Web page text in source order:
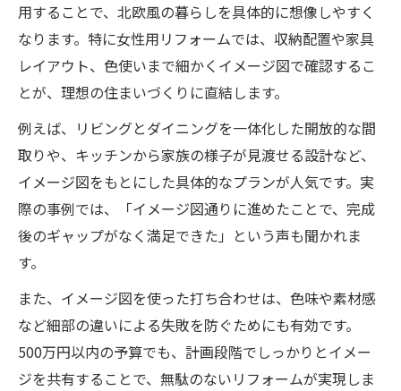
用することで、北欧風の暮らしを具体的に想像しやすく
なります。特に女性用リフォームでは、収納配置や家具
レイアウト、色使いまで細かくイメージ図で確認するこ
とが、理想の住まいづくりに直結します。
例えば、リビングとダイニングを一体化した開放的な間
取りや、キッチンから家族の様子が見渡せる設計など、
イメージ図をもとにした具体的なプランが人気です。実
際の事例では、「イメージ図通りに進めたことで、完成
後のギャップがなく満足できた」という声も聞かれま
す。
また、イメージ図を使った打ち合わせは、色味や素材感
など細部の違いによる失敗を防ぐためにも有効です。
500万円以内の予算でも、計画段階でしっかりとイメー
ジを共有することで、無駄のないリフォームが実現しま